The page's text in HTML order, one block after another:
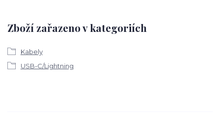
Zboží zařazeno v kategoriích
Kabely
USB-C/Lightning